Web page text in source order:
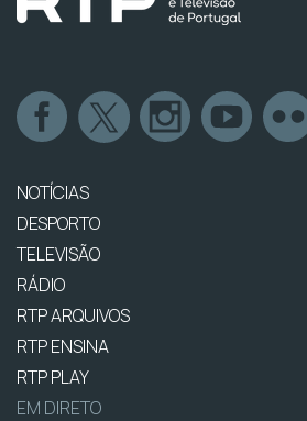
NOTÍCIAS
DESPORTO
TELEVISÃO
RÁDIO
RTP ARQUIVOS
RTP ENSINA
RTP PLAY
EM DIRETO